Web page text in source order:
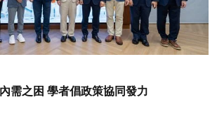
需之困 學者倡政策協同發力